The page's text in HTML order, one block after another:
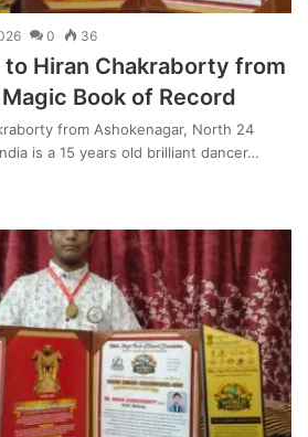
0 36
to Hiran Chakraborty from
Book of Record
from Ashokenagar, North 24
is a 15 years old brilliant dancer…